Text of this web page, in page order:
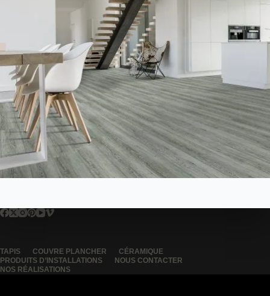
TAPIS COUVRE PLANCHER
CÉRAMIQUE
PRODUITS D’INSTALLATIONS
NOUS CONTACTER
NOS RÉALISATIONS